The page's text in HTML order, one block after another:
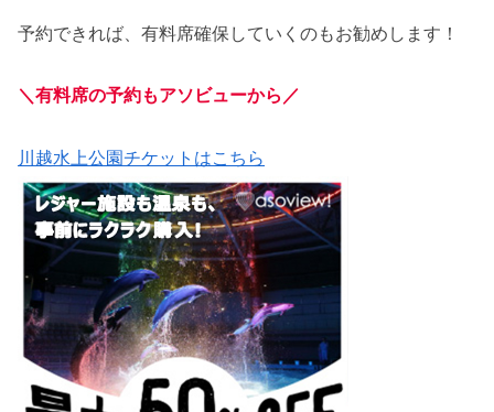
予約できれば、有料席確保していくのもお勧めします！
＼ 有料席の予約もアソビューから ／
川越水上公園チケットはこちら